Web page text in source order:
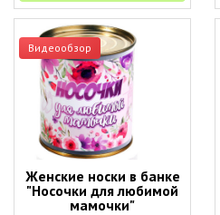
Видеообзор
Женские носки в банке
"Носочки для любимой
мамочки"